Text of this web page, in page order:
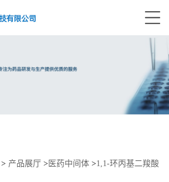
> 产品展厅 > 医药中间体 >1,1-环丙基二羧酸